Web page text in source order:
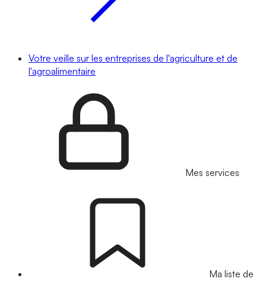
Votre veille sur les entreprises de l'agriculture et de
l'agroalimentaire
Mes services
Ma liste de